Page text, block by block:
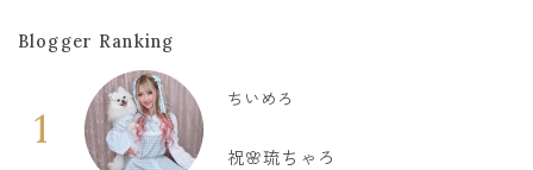
Blogger Ranking
1
ちいめろ
祝🌸琉ちゃろ